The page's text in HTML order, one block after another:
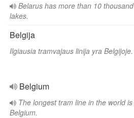
Belarus has more than 10 thousand
lakes.
Belgija
Ilgiausia tramvajaus linija yra Belgijoje.
Belgium
The longest tram line in the world is
Belgium.